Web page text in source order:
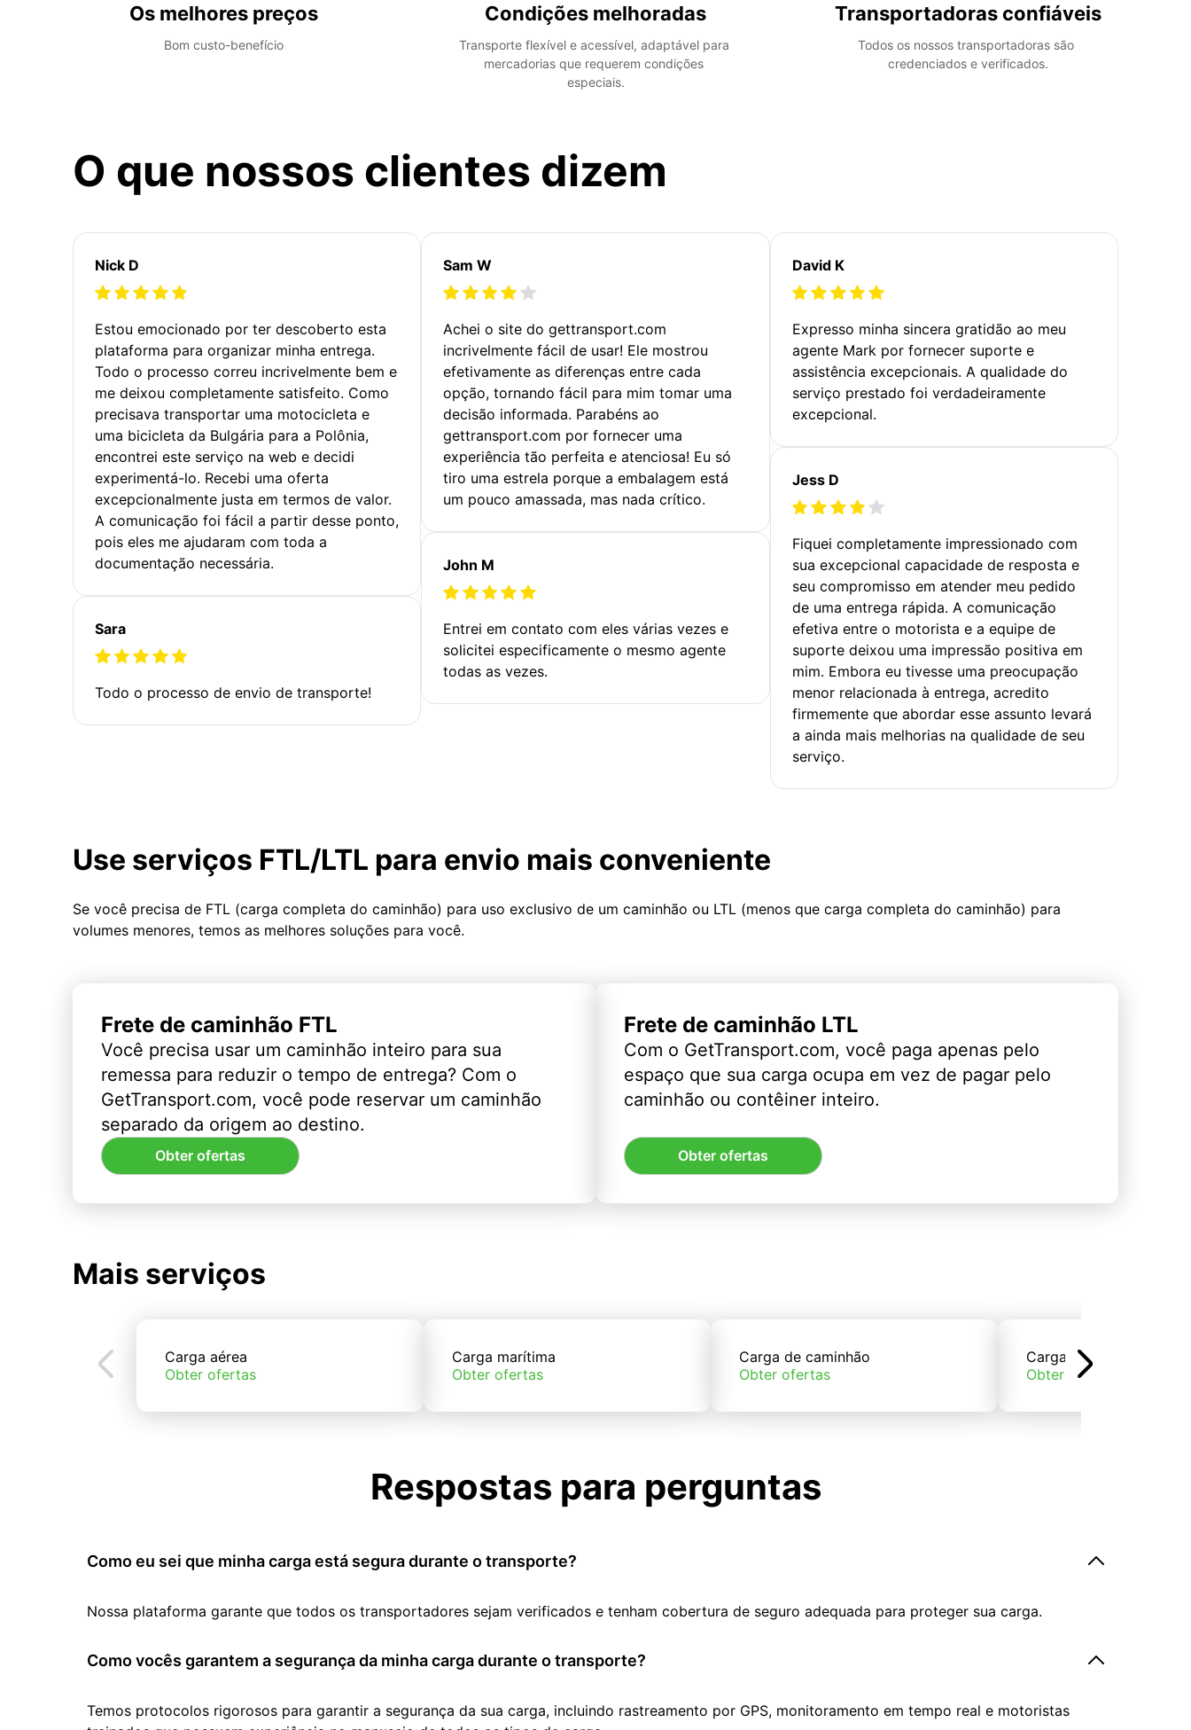
Os melhores preços
Bom custo-benefício
Condições melhoradas
Transporte flexível e acessível, adaptável para
mercadorias que requerem condições
especiais.
Transportadoras confiáveis
Todos os nossos transportadoras são
credenciados e verificados.
O que nossos clientes dizem
Nick D
Estou emocionado por ter descoberto esta
plataforma para organizar minha entrega.
Todo o processo correu incrivelmente bem e
me deixou completamente satisfeito. Como
precisava transportar uma motocicleta e
uma bicicleta da Bulgária para a Polônia,
encontrei este serviço na web e decidi
experimentá-lo. Recebi uma oferta
excepcionalmente justa em termos de valor.
A comunicação foi fácil a partir desse ponto,
pois eles me ajudaram com toda a
documentação necessária.
Sara
Todo o processo de envio de transporte!
Sam W
Achei o site do gettransport.com
incrivelmente fácil de usar! Ele mostrou
efetivamente as diferenças entre cada
opção, tornando fácil para mim tomar uma
decisão informada. Parabéns ao
gettransport.com por fornecer uma
experiência tão perfeita e atenciosa! Eu só
tiro uma estrela porque a embalagem está
um pouco amassada, mas nada crítico.
John M
Entrei em contato com eles várias vezes e
solicitei especificamente o mesmo agente
todas as vezes.
David K
Expresso minha sincera gratidão ao meu
agente Mark por fornecer suporte e
assistência excepcionais. A qualidade do
serviço prestado foi verdadeiramente
excepcional.
Jess D
Fiquei completamente impressionado com
sua excepcional capacidade de resposta e
seu compromisso em atender meu pedido
de uma entrega rápida. A comunicação
efetiva entre o motorista e a equipe de
suporte deixou uma impressão positiva em
mim. Embora eu tivesse uma preocupação
menor relacionada à entrega, acredito
firmemente que abordar esse assunto levará
a ainda mais melhorias na qualidade de seu
serviço.
Use serviços FTL/LTL para envio mais conveniente
Se você precisa de FTL (carga completa do caminhão) para uso exclusivo de um caminhão ou LTL (menos que carga completa do caminhão) para
volumes menores, temos as melhores soluções para você.
Frete de caminhão FTL
Você precisa usar um caminhão inteiro para sua
remessa para reduzir o tempo de entrega? Com o
GetTransport.com, você pode reservar um caminhão
separado da origem ao destino.
Obter ofertas
Frete de caminhão LTL
Com o GetTransport.com, você paga apenas pelo
espaço que sua carga ocupa em vez de pagar pelo
caminhão ou contêiner inteiro.
Obter ofertas
Mais serviços
Carga aérea
Obter ofertas
Carga marítima
Obter ofertas
Carga de caminhão
Obter ofertas
Carga de trem
Obter ofertas
Respostas para perguntas
Como eu sei que minha carga está segura durante o transporte?
Nossa plataforma garante que todos os transportadores sejam verificados e tenham cobertura de seguro adequada para proteger sua carga.
Como vocês garantem a segurança da minha carga durante o transporte?
Temos protocolos rigorosos para garantir a segurança da sua carga, incluindo rastreamento por GPS, monitoramento em tempo real e motoristas